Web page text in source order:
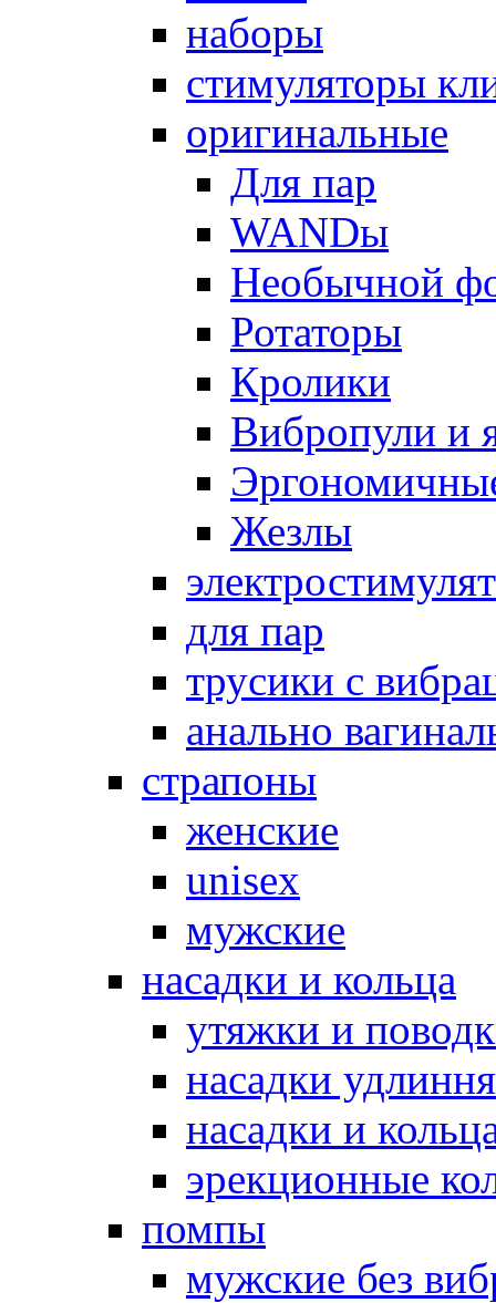
наборы
стимуляторы
оригинальные
Для пар
WANDы
Необычной
Ротаторы
Кролики
Вибропули и
Жезлы
для пар
трусики с
анально
страпоны
женские
unisex
мужские
насадки и кольца
утяжки и
насадки
насадки и
эрекционные
помпы
мужские без